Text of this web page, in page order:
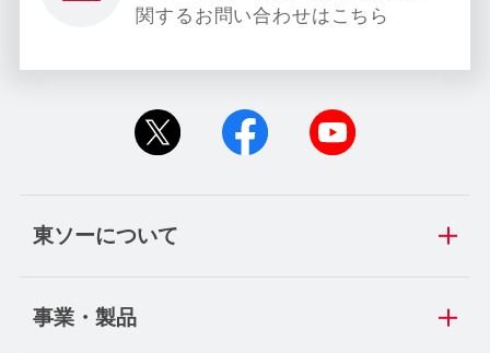
関するお問い合わせはこちら
東ソーについて
事業・製品